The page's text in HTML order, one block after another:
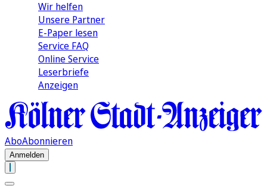
Wir helfen
Unsere Partner
E-Paper lesen
Service FAQ
Online Service
Leserbriefe
Anzeigen
AboAbonnieren
Anmelden